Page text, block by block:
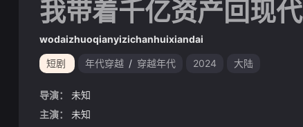
我带着千亿资产回现代
wodaizhuoqianyizichanhuixiandai
短剧 年代穿越 / 穿越年代 2024 大陆
导演：
未知
主演：
未知